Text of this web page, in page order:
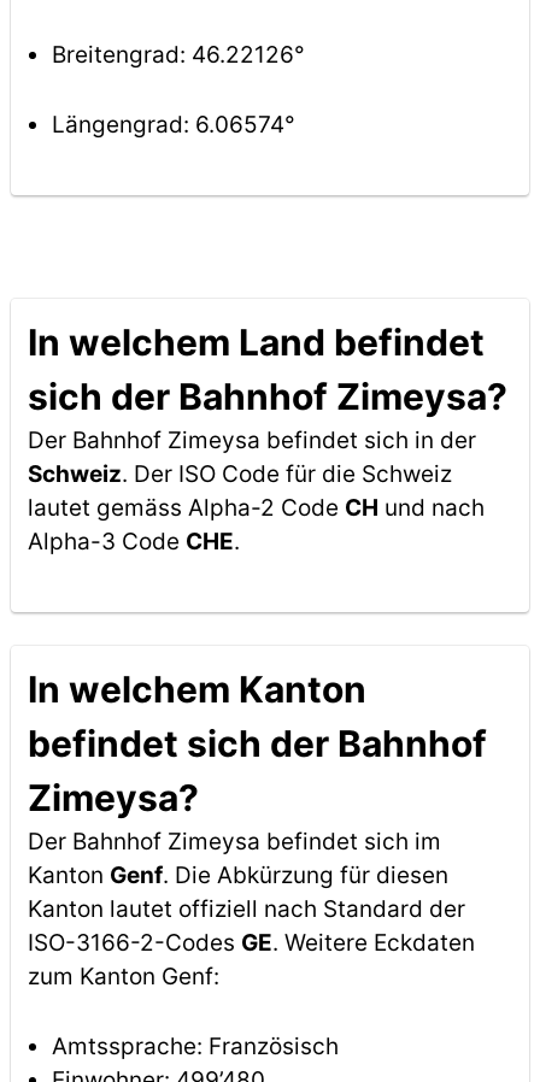
Breitengrad: 46.22126°
Längengrad: 6.06574°
In welchem Land befindet
sich der Bahnhof Zimeysa?
Der Bahnhof Zimeysa befindet sich in der
Schweiz. Der ISO Code für die Schweiz
lautet gemäss Alpha-2 Code CH und nach
Alpha-3 Code CHE.
In welchem Kanton
befindet sich der Bahnhof
Zimeysa?
Der Bahnhof Zimeysa befindet sich im
Kanton Genf. Die Abkürzung für diesen
Kanton lautet offiziell nach Standard der
ISO-3166-2-Codes GE. Weitere Eckdaten
zum Kanton Genf:
Amtssprache: Französisch